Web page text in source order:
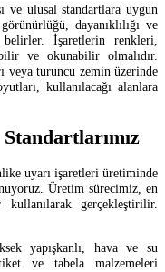
ve ulusal standartlara uygun
dayanıklılığı ve
belirler. İşaretlerin renkleri,
ve okunabilir olmalıdır.
veya turuncu zemin üzerinde
kullanılacağı alanlara
uyarı işaretleri üretiminde
Üretim sürecimiz, en
gerçekleştirilir.
yapışkanlı, hava ve su
ve tabela malzemeleri